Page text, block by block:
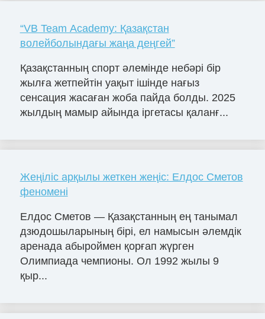
“VB Team Academy: Қазақстан
волейболындағы жаңа деңгей”
Қазақстанның спорт әлемінде небәрі бір
жылға жетпейтін уақыт ішінде нағыз
сенсация жасаған жоба пайда болды. 2025
жылдың мамыр айында іргетасы қаланғ...
Жеңіліс арқылы жеткен жеңіс: Елдос Сметов
феномені
Елдос Сметов — Қазақстанның ең танымал
дзюдошыларының бірі, ел намысын әлемдік
аренада абыроймен қорғап жүрген
Олимпиада чемпионы. Ол 1992 жылы 9
қыр...